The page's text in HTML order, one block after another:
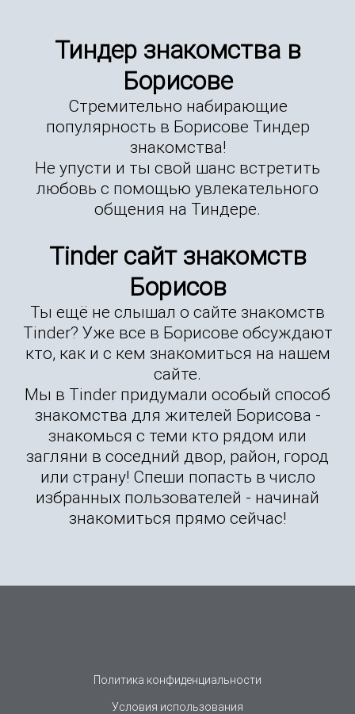
Тиндер знакомства в
Борисове
Стремительно набирающие
популярность в Борисове Тиндер
знакомства!
Не упусти и ты свой шанс встретить
любовь с помощью увлекательного
общения на Тиндере.
Tinder сайт знакомств
Борисов
Ты ещё не слышал о сайте знакомств
Tinder? Уже все в Борисове обсуждают
кто, как и с кем знакомиться на нашем
сайте.
Мы в Tinder придумали особый способ
знакомства для жителей Борисова -
знакомься с теми кто рядом или
загляни в соседний двор, район, город
или страну! Спеши попасть в число
избранных пользователей - начинай
знакомиться прямо сейчас!
Политика конфиденциальности
Условия использования